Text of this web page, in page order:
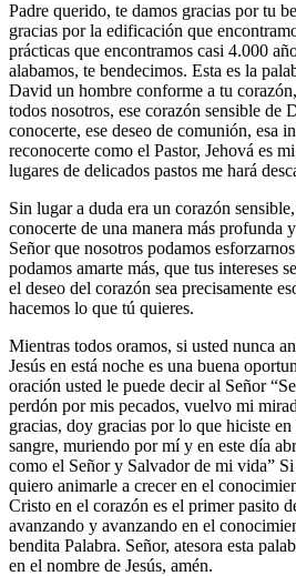
Padre querido, te damos gracias por tu
gracias por la edificación que
prácticas que encontramos casi 4.000
alabamos, te bendecimos. Esta es la
David un hombre conforme a tu
todos nosotros, ese corazón sensible de
conocerte, ese deseo de comunión, esa
reconocerte como el Pastor, Jehová es
lugares de delicados pastos me hará
Sin lugar a duda era un corazón
conocerte de una manera más profunda
Señor que nosotros podamos
podamos amarte más, que tus intereses
el deseo del corazón sea precisamente
hacemos lo que tú quieres.
Mientras todos oramos, si usted nunca
Jesús en está noche es una buena
oración usted le puede decir al Señor
perdón por mis pecados, vuelvo mi
gracias, doy gracias por lo que hiciste
sangre, muriendo por mí y en este día
como el Señor y Salvador de mi vida”
quiero animarle a crecer en el
Cristo en el corazón es el primer pasito
avanzando y avanzando en el
bendita Palabra. Señor, atesora esta
en el nombre de Jesús, amén.